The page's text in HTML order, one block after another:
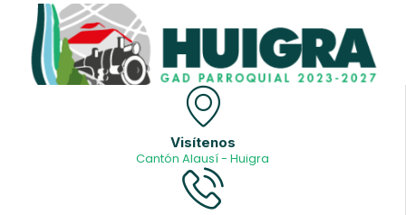
Visítenos
Cantón Alausí - Huigra